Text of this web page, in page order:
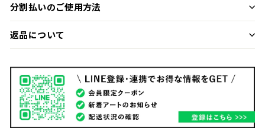
分割払いのご使用方法
返品について